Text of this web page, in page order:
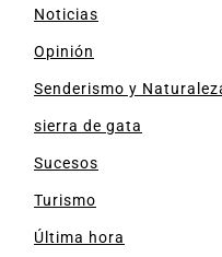
Noticias
Opinión
Senderismo y
sierra de gata
Sucesos
Turismo
Última hora